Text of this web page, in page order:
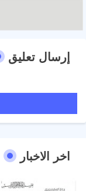
إرسال تعليق
اخر الاخبار